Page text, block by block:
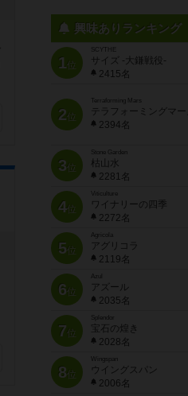
興味ありランキング
1位
SCYTHE
サイズ -大鎌戦役-
2415名
2位
Terraforming Mars
テラフォーミングマー
2394名
3位
Stone Garden
枯山水
2281名
4位
Viticulture
ワイナリーの四季
2272名
5位
Agricola
アグリコラ
2119名
6位
Azul
アズール
2035名
7位
宝石の煌き
2028名
8位
Wingspan
ウイングスパン
2006名